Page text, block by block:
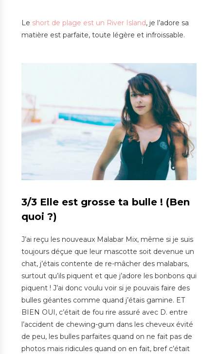
Le short de plage est un River Island, je l’adore sa
matière est parfaite, toute légère et infroissable.
3/3 Elle est grosse ta bulle ! (Ben
quoi ?)
J’ai reçu les nouveaux Malabar Mix, même si je suis
toujours déçue que leur mascotte soit devenue un
chat, j’étais contente de re-mâcher des malabars,
surtout qu’ils piquent et que j’adore les bonbons qui
piquent ! J’ai donc voulu voir si je pouvais faire des
bulles géantes comme quand j’étais gamine. ET
BIEN OUI, c’était de fou rire assuré avec D. entre
l’accident de chewing-gum dans les cheveux évité
de peu, les bulles parfaites quand on ne fait pas de
photos mais ridicules quand on en fait, bref c’était